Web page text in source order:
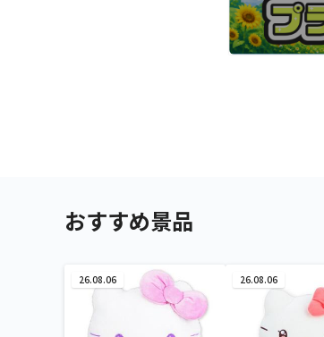
おすすめ景品
26.08.06 26.08.06